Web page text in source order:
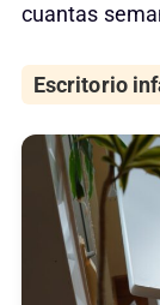
cuantas
Escritorio